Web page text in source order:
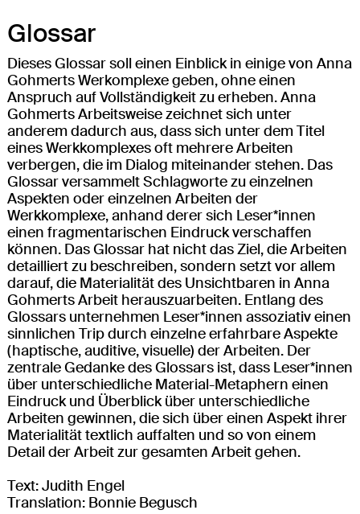
Glossar
Dieses Glossar soll einen Einblick in einige von Anna
Gohmerts Werkomplexe geben, ohne einen
Anspruch auf Vollständigkeit zu erheben. Anna
Gohmerts Arbeitsweise zeichnet sich unter
anderem dadurch aus, dass sich unter dem Titel
eines Werkkomplexes oft mehrere Arbeiten
verbergen, die im Dialog miteinander stehen. Das
Glossar versammelt Schlagworte zu einzelnen
Aspekten oder einzelnen Arbeiten der
Werkkomplexe, anhand derer sich Leser*innen
einen fragmentarischen Eindruck verschaffen
können. Das Glossar hat nicht das Ziel, die Arbeiten
detailliert zu beschreiben, sondern setzt vor allem
darauf, die Materialität des Unsichtbaren in Anna
Gohmerts Arbeit herauszuarbeiten. Entlang des
Glossars unternehmen Leser*innen assoziativ einen
sinnlichen Trip durch einzelne erfahrbare Aspekte
(haptische, auditive, visuelle) der Arbeiten. Der
zentrale Gedanke des Glossars ist, dass Leser*innen
über unterschiedliche Material-Metaphern einen
Eindruck und Überblick über unterschiedliche
Arbeiten gewinnen, die sich über einen Aspekt ihrer
Materialität textlich auffalten und so von einem
Detail der Arbeit zur gesamten Arbeit gehen.
Text: Judith Engel
Translation: Bonnie Begusch